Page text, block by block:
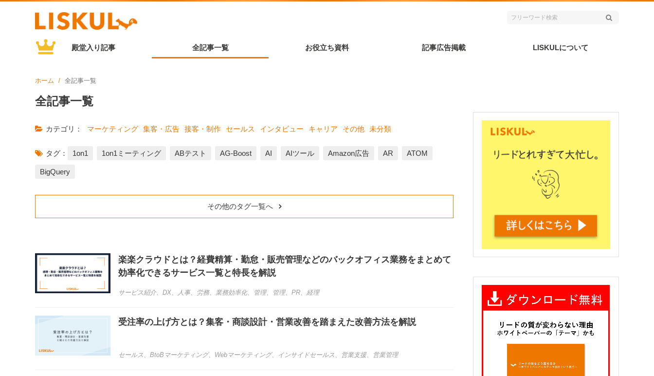
殿堂入り記事 全記事一覧 お役立ち資料 記事広告掲載 LISKULについて
ホーム 全記事一覧
全記事一覧
カテゴリ： マーケティング 集客・広告 接客・制作 セールス インタビュー キャリア その他 未分類
タグ： 1on1 1on1ミーティング ABテスト AG-Boost AI AIツール Amazon広告 AR ATOM
BigQuery
その他のタグ一覧へ
楽楽クラウドとは？経費精算・勤怠・販売管理などのバックオフィス業務をまとめて
効率化できるサービス一覧と特長を解説
サービス紹介、 DX、 人事、 労務、 業務効率化、 管理、 管理、PR、 経理
受注率の上げ方とは？集客・商談設計・営業改善を踏まえた改善方法を解説
セールス 、 BtoBマーケティング、 Webマーケティング、 インサイドセールス 、 営業支援、 営業管理